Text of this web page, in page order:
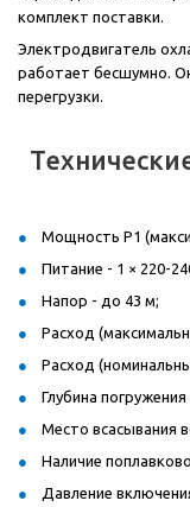
комплект поставки.
Электродвигатель
работает бесшумно.
перегрузки.
Мощность P1
Питание - 1 × 220-
Напор - до 43 м;
Расход
Расход
Глубина
Место всасывания
Наличие
Давление